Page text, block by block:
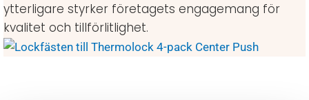
ytterligare styrker företagets engagemang för
kvalitet och tillförlitlighet.